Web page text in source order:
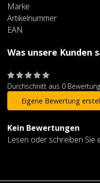
Marke
Artikelnummer
EAN
Was unsere Kunden
Durchschnitt aus 0
Eigene Bewertung
Kein Bewertungen
Lesen oder schreiben Sie